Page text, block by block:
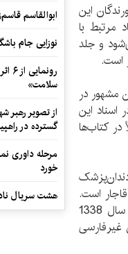
این
مرتبط با
و جلد
است.
مشهور در
دوره قاجار در اسناد این
در کتاب‌ها
دوره قاجار است.
تاریخ قدیم‌ترین سند به سال 1289 هجری قمری و تاریخ جدیدترین سند به سال 1338
فارسی و 17 سند به زبان غیرفارسی
ابوالقاسم
نوزایی جام
سلامت»
از تصویر رهبر
گسترده در
مرحله داوری
خورد
هشت سریال